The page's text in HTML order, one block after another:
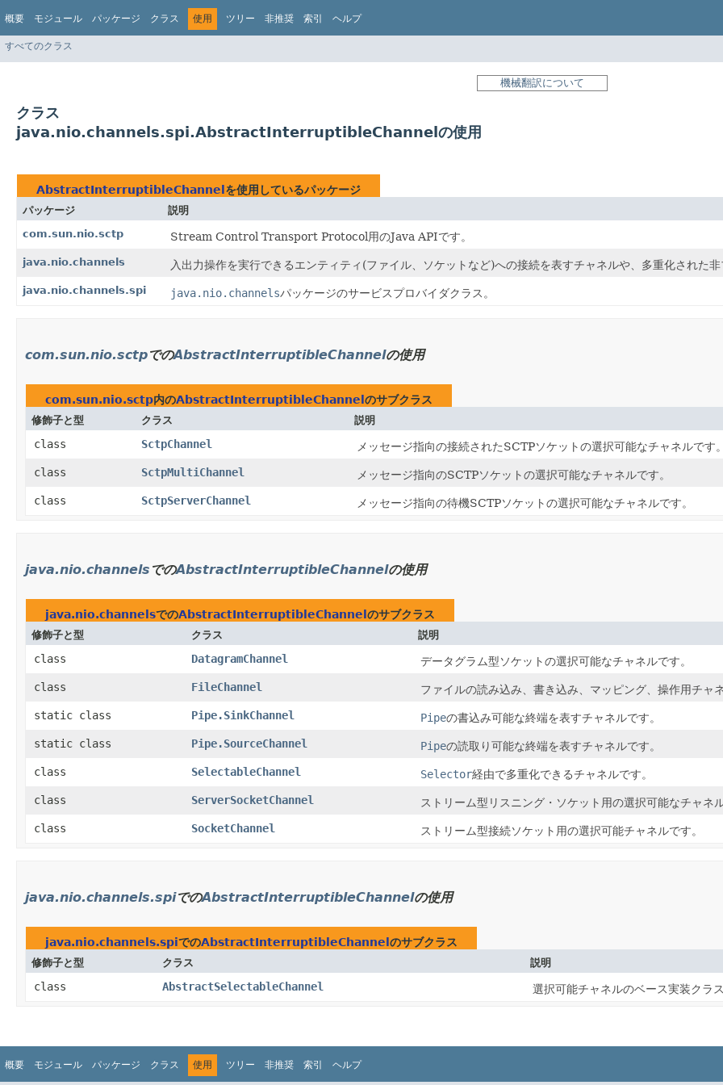
概要 モジュール パッケージ クラス 使用 ツリー 非推奨 索引 ヘルプ
すべてのクラス
機械翻訳について
クラス
java.nio.channels.spi.AbstractInterruptibleChannelの使用
AbstractInterruptibleChannel を使用しているパッケージ
パッケージ
説明
com.sun.nio.sctp
Stream Control Transport Protocol用のJava APIです。
java.nio.channels 入出力操作を実行できるエンティティ(ファイル、ソケットなど)への接続を表すチャネルや、多重化された
java.nio.channels.spi java.nio.channelsパッケージのサービスプロバイダクラス。
com.sun.nio.sctpでのAbstractInterruptibleChannelの使用
com.sun.nio.sctp内のAbstractInterruptibleChannel のサブクラス
修飾子と型 クラス 説明
class SctpChannel
メッセージ指向の接続されたSCTPソケットの選択可能なチャネルです。
class
SctpMultiChannel
メッセージ指向のSCTPソケットの選択可能なチャネルです。
class
SctpServerChannel メッセージ指向の待機SCTPソケットの選択可能なチャネルです。
java.nio.channels でのAbstractInterruptibleChannelの使用
java.nio.channelsでのAbstractInterruptibleChannel のサブクラス
修飾子と型 クラス 説明
class DatagramChannel
データグラム型ソケットの選択可能なチャネルです。
class
FileChannel
ファイルの読み込み、書き込み、マッピング、操作用チャネ
static class
Pipe.SinkChannel Pipeの書込み可能な終端を表すチャネルです。
static class
Pipe.SourceChannel Pipeの読取り可能な終端を表すチャネルです。
class
SelectableChannel Selector経由で多重化できるチャネルです。
class
ServerSocketChannel
ストリーム型リスニング・ソケット用の選択可能なチャネル
class
SocketChannel ストリーム型接続ソケット用の選択可能チャネルです。
java.nio.channels.spiでのAbstractInterruptibleChannelの使用
java.nio.channels.spiでのAbstractInterruptibleChannel のサブクラス
修飾子と型 クラス 説明
class AbstractSelectableChannel 選択可能チャネルのベース実装クラス
概要 モジュール パッケージ クラス 使用 ツリー 非推奨 索引 ヘルプ